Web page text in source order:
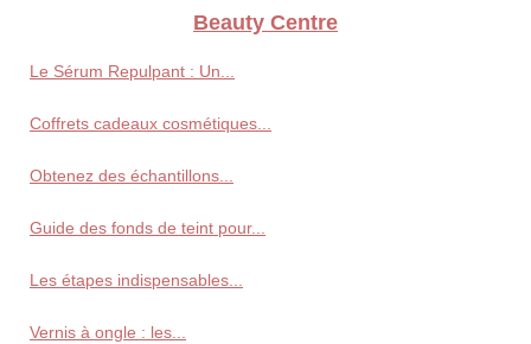
Beauty Centre
Le Sérum Repulpant : Un...
Coffrets cadeaux cosmétiques...
Obtenez des échantillons...
Guide des fonds de teint pour...
Les étapes indispensables...
Vernis à ongle : les...